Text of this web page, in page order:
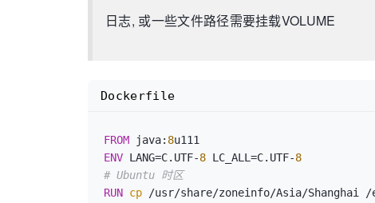
日志, 或一些文件路径需要挂载VOLUME
FROM java: 8
ENV LANG=C.UTF-8 LC_ALL=C.UTF-8
# Ubuntu 时区
RUN cp /usr/share/zoneinfo/Asia/Shanghai
Dockerfile